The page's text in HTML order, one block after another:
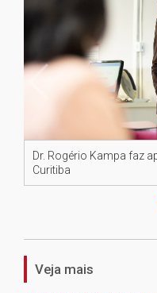
Dr. Rogério Kampa faz
Curitiba
Veja mais